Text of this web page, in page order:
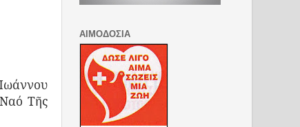
Τῆς
ΑΙΜΟΔΟΣΙΑ